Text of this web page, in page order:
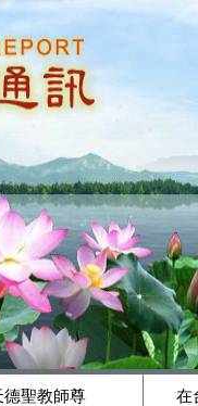
德聖教師尊
在